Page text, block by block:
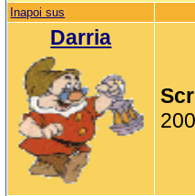
Inapoi sus
Darria